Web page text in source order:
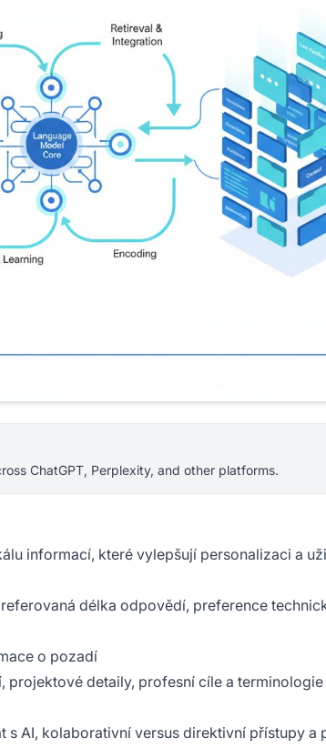
ChatGPT, Perplexity, and other platforms.
informací, které vylepšují personalizaci a
délka odpovědí, preference
o pozadí
projektové detaily, profesní cíle a
s AI, kolaborativní versus direktivní přístupy